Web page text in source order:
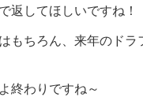
返してほしいですね！
もちろん、来年のドラ
終わりですね～